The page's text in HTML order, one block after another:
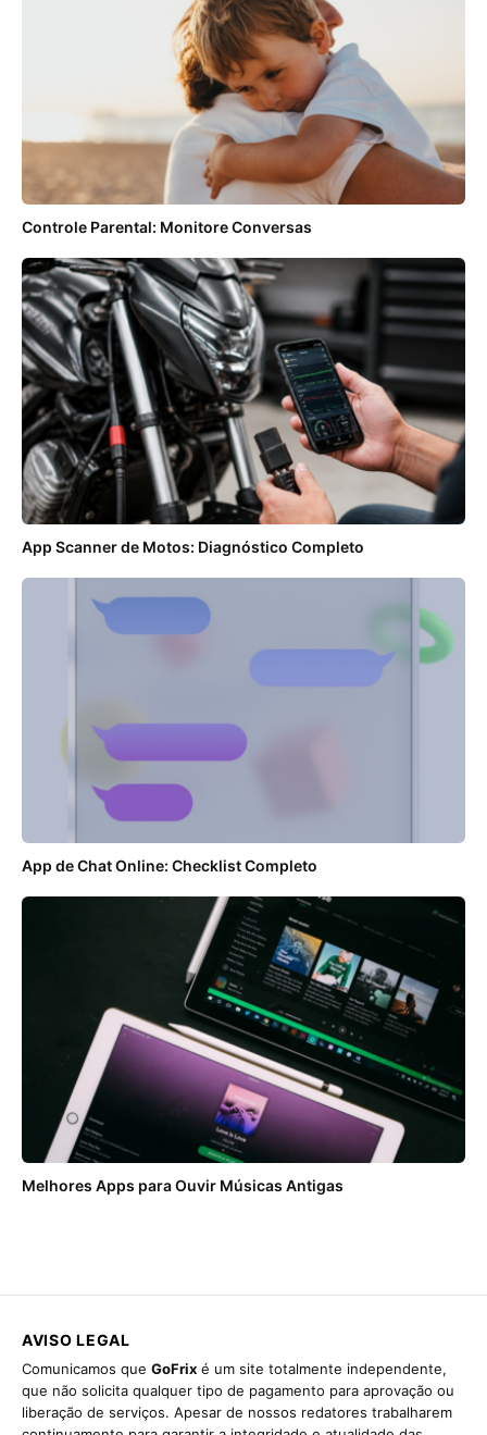
Controle Parental: Monitore Conversas
App Scanner de Motos: Diagnóstico Completo
App de Chat Online: Checklist Completo
Melhores Apps para Ouvir Músicas Antigas
AVISO LEGAL
Comunicamos que GoFrix é um site totalmente independente,
que não solicita qualquer tipo de pagamento para aprovação ou
liberação de serviços. Apesar de nossos redatores trabalharem